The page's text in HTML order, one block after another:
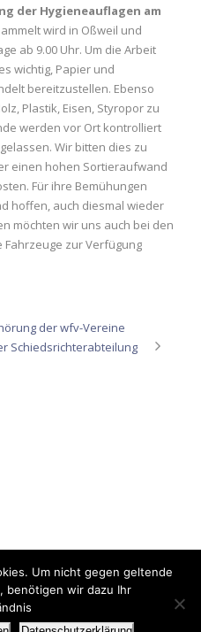
der Hygieneauflagen am
wird in Oßweil und
ab 9.00 Uhr. Um die Arbeit
wichtig, Papier und
bereitzustellen. Ebenso
Plastik, Eisen, Styropor zu
werden vor Ort kontrolliert
Wir bitten dies zu
einen hohen Sortieraufwand
Für ihre Bemühungen
hoffen, auch diesmal wieder
möchten wir uns auch bei den
Fahrzeuge zur Verfügung
der wfv-Vereine
Schiedsrichterabteilung
Um nicht gegen geltende
benötigen wir dazu Ihr